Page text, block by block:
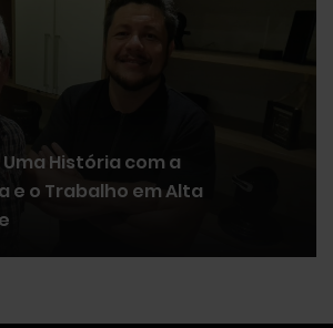
História com a
e o Trabalho em Alta